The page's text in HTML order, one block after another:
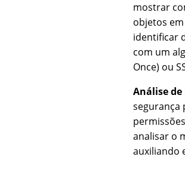
mostrar
objetos
identificar
com um
Once) ou
Análise de
segurança
analisar o
auxiliando